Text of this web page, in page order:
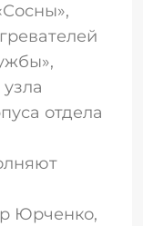
отдела
Юрченко,